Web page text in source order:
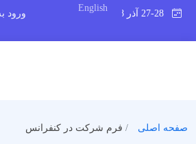
English
ورود
صفحه اصلی فرم شرکت در کنفرانس